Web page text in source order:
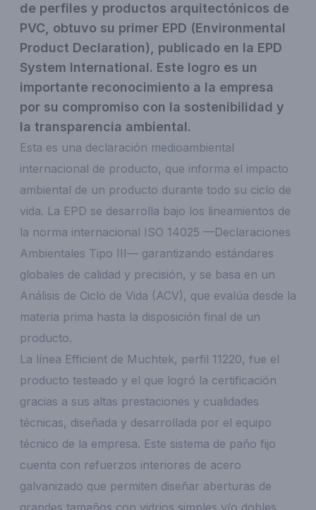
de perfiles y productos arquitectónicos de
PVC, obtuvo su primer EPD (Environmental
Product Declaration), publicado en la EPD
System International. Este logro es un
importante reconocimiento a la empresa
por su compromiso con la sostenibilidad y
la transparencia ambiental.
Esta es una declaración medioambiental
internacional de producto, que informa el impacto
ambiental de un producto durante todo su ciclo de
vida. La EPD se desarrolla bajo los lineamientos de
la norma internacional ISO 14025 —Declaraciones
Ambientales Tipo III— garantizando estándares
globales de calidad y precisión, y se basa en un
Análisis de Ciclo de Vida (ACV), que evalúa desde la
materia prima hasta la disposición final de un
producto.
La línea Efficient de Muchtek, perfil 11220, fue el
producto testeado y el que logró la certificación
gracias a sus altas prestaciones y cualidades
técnicas, diseñada y desarrollada por el equipo
técnico de la empresa. Este sistema de paño fijo
cuenta con refuerzos interiores de acero
galvanizado que permiten diseñar aberturas de